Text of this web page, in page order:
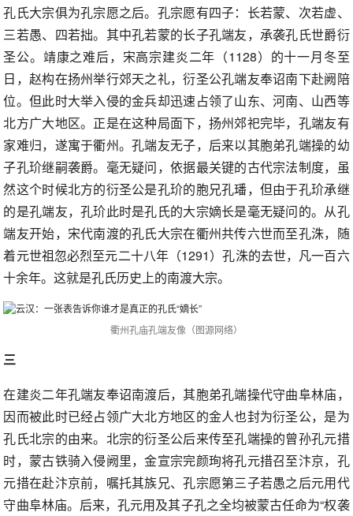
孔氏大宗俱为孔宗愿之后。孔宗愿有四子：长若蒙、次若虚、
三若愚、四若拙。其中孔若蒙的长子孔端友，承袭孔氏世爵衍
圣公。靖康之难后，宋高宗建炎二年（1128）的十一月冬至
日，赵构在扬州举行郊天之礼，衍圣公孔端友奉诏南下赴阙陪
位。但此时大举入侵的金兵却迅速占领了山东、河南、山西等
北方广大地区。正是在这种局面下，扬州郊祀完毕，孔端友有
家难归，遂寓于衢州。孔端友无子，后来以其胞弟孔端操的幼
子孔玠继嗣袭爵。毫无疑问，依据最关键的古代宗法制度，虽
然这个时候北方的衍圣公是孔玠的胞兄孔璠，但由于孔玠承继
的是孔端友，孔玠此时是孔氏的大宗嫡长是毫无疑问的。从孔
端友开始，宋代南渡的孔氏大宗在衢州共传六世而至孔洙，随
着元世祖忽必烈至元二十八年（1291）孔洙的去世，凡一百六
十余年。这就是孔氏历史上的南渡大宗。
衢州孔庙孔端友像（图源网络）
三
在建炎二年孔端友奉诏南渡后，其胞弟孔端操代守曲阜林庙，
因而被此时已经占领广大北方地区的金人也封为衍圣公，是为
孔氏北宗的由来。北宗的衍圣公后来传至孔端操的曾孙孔元措
时，蒙古铁骑入侵阙里，金宣宗完颜珣将孔元措召至汴京，孔
元措在赴汴京前，嘱托其族兄、孔宗愿第三子若愚之后元用代
守曲阜林庙。后来，孔元用及其子孔之全均被蒙古任命为“权袭